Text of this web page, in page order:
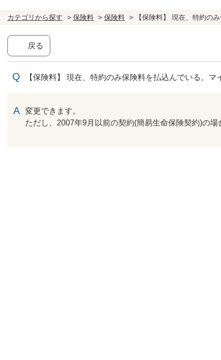
カテゴリから探す > 保険料 > 保険料 > 【保険料】 現在、特約の
戻る
【保険料】 現在、特約のみ保険料を払込んでいる。
変更できます。
ただし、2007年9月以前の契約(簡易生命保険契約)の